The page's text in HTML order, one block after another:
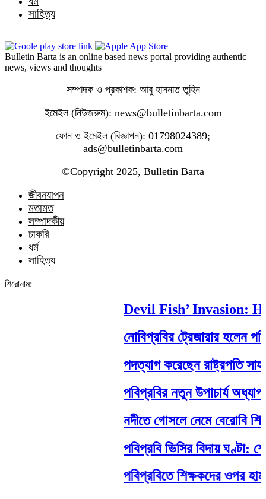
সাহিত্য
Bulletin Barta is an online based news portal providing authentic
news, views and thoughts
সম্পাদক ও প্রকাশক: আবু হাসনাত তুহিন
ইমেইল (নিউজরুম): news@bulletinbarta.com
ফোন ও ইমেইল (বিজ্ঞাপন): 01798024389;
ads@bulletinbarta.com
©️Copyright 2025, Bulletin Barta
জীবনযাপন
মতামত
সম্পাদকীয়
চাকরি
ধর্ম
সাহিত্য
শিরোনাম:
Devil Fish’ Invasion:
নোবিপ্রবির ট্রেজারার হলেন
পদত্যাগ করেছেন রাষ্ট্রপতি
পবিপ্রবির নতুন উপাচার্য
নদীতে গোসলে নেমে বেরোবি
পবিপ্রবি ভিসির বিদায় ঘণ্টা:
পবিপ্রবিতে শিক্ষকদের ওপর